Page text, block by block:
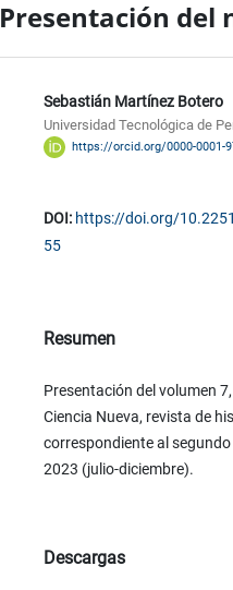
Presentación del
Sebastián Martínez Botero
Universidad Tecnológica de
https://orcid.org/0000-0001-
DOI: https://doi.org/
55
Resumen
Presentación del volumen
Ciencia Nueva, revista de
correspondiente al
2023 (julio-diciembre).
Descargas